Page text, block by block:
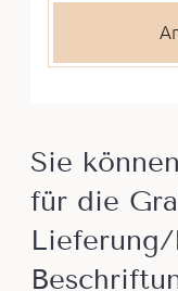
Sie
für die